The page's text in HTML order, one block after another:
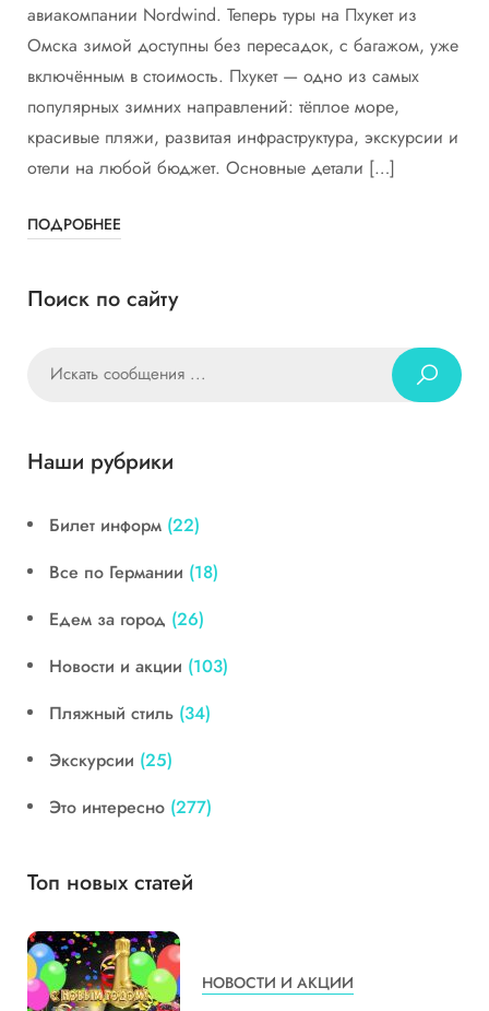
авиакомпании Nordwind. Теперь туры на Пхукет из
Омска зимой доступны без пересадок, с багажом, уже
включённым в стоимость. Пхукет — одно из самых
популярных зимних направлений: тёплое море,
красивые пляжи, развитая инфраструктура, экскурсии и
отели на любой бюджет. Основные детали […]
ПОДРОБНЕЕ
Поиск по сайту
Наши рубрики
Билет информ (22)
Все по Германии (18)
Едем за город (26)
Новости и акции (103)
Пляжный стиль (34)
Экскурсии (25)
Это интересно (277)
Топ новых статей
НОВОСТИ И АКЦИИ